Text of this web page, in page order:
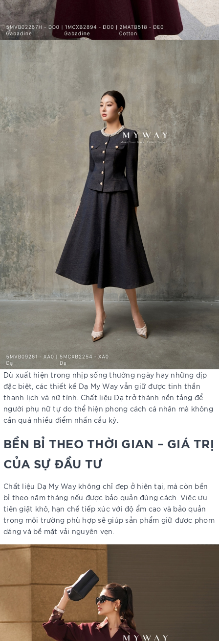
Dù xuất hiện trong nhịp sống thường ngày hay những dịp
đặc biệt, các thiết kế Dạ My Way vẫn giữ được tinh thần
thanh lịch và nữ tính. Chất liệu Dạ trở thành nền tảng để
người phụ nữ tự do thể hiện phong cách cá nhân mà không
cần quá nhiều điểm nhấn cầu kỳ.
BỀN BỈ THEO THỜI GIAN – GIÁ TRỊ
CỦA SỰ ĐẦU TƯ
Chất liệu Dạ My Way không chỉ đẹp ở hiện tại, mà còn bền
bỉ theo năm tháng nếu được bảo quản đúng cách. Việc ưu
tiên giặt khô, hạn chế tiếp xúc với độ ẩm cao và bảo quản
trong môi trường phù hợp sẽ giúp sản phẩm giữ được phom
dáng và bề mặt vải nguyên vẹn.